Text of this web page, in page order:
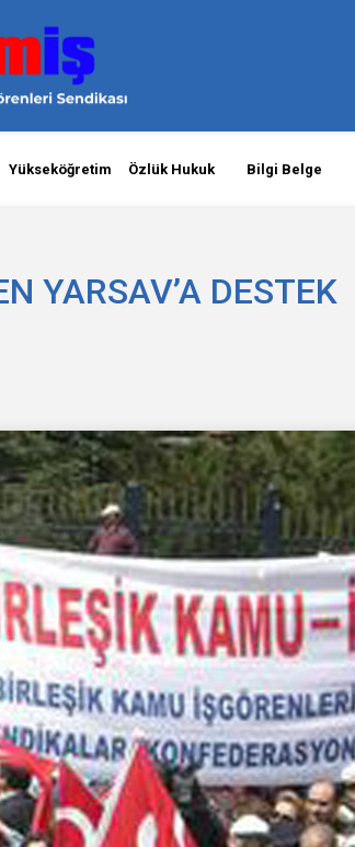
Yükseköğretim Özlük Hukuk Bilgi Belge
YARSAV’A DESTEK